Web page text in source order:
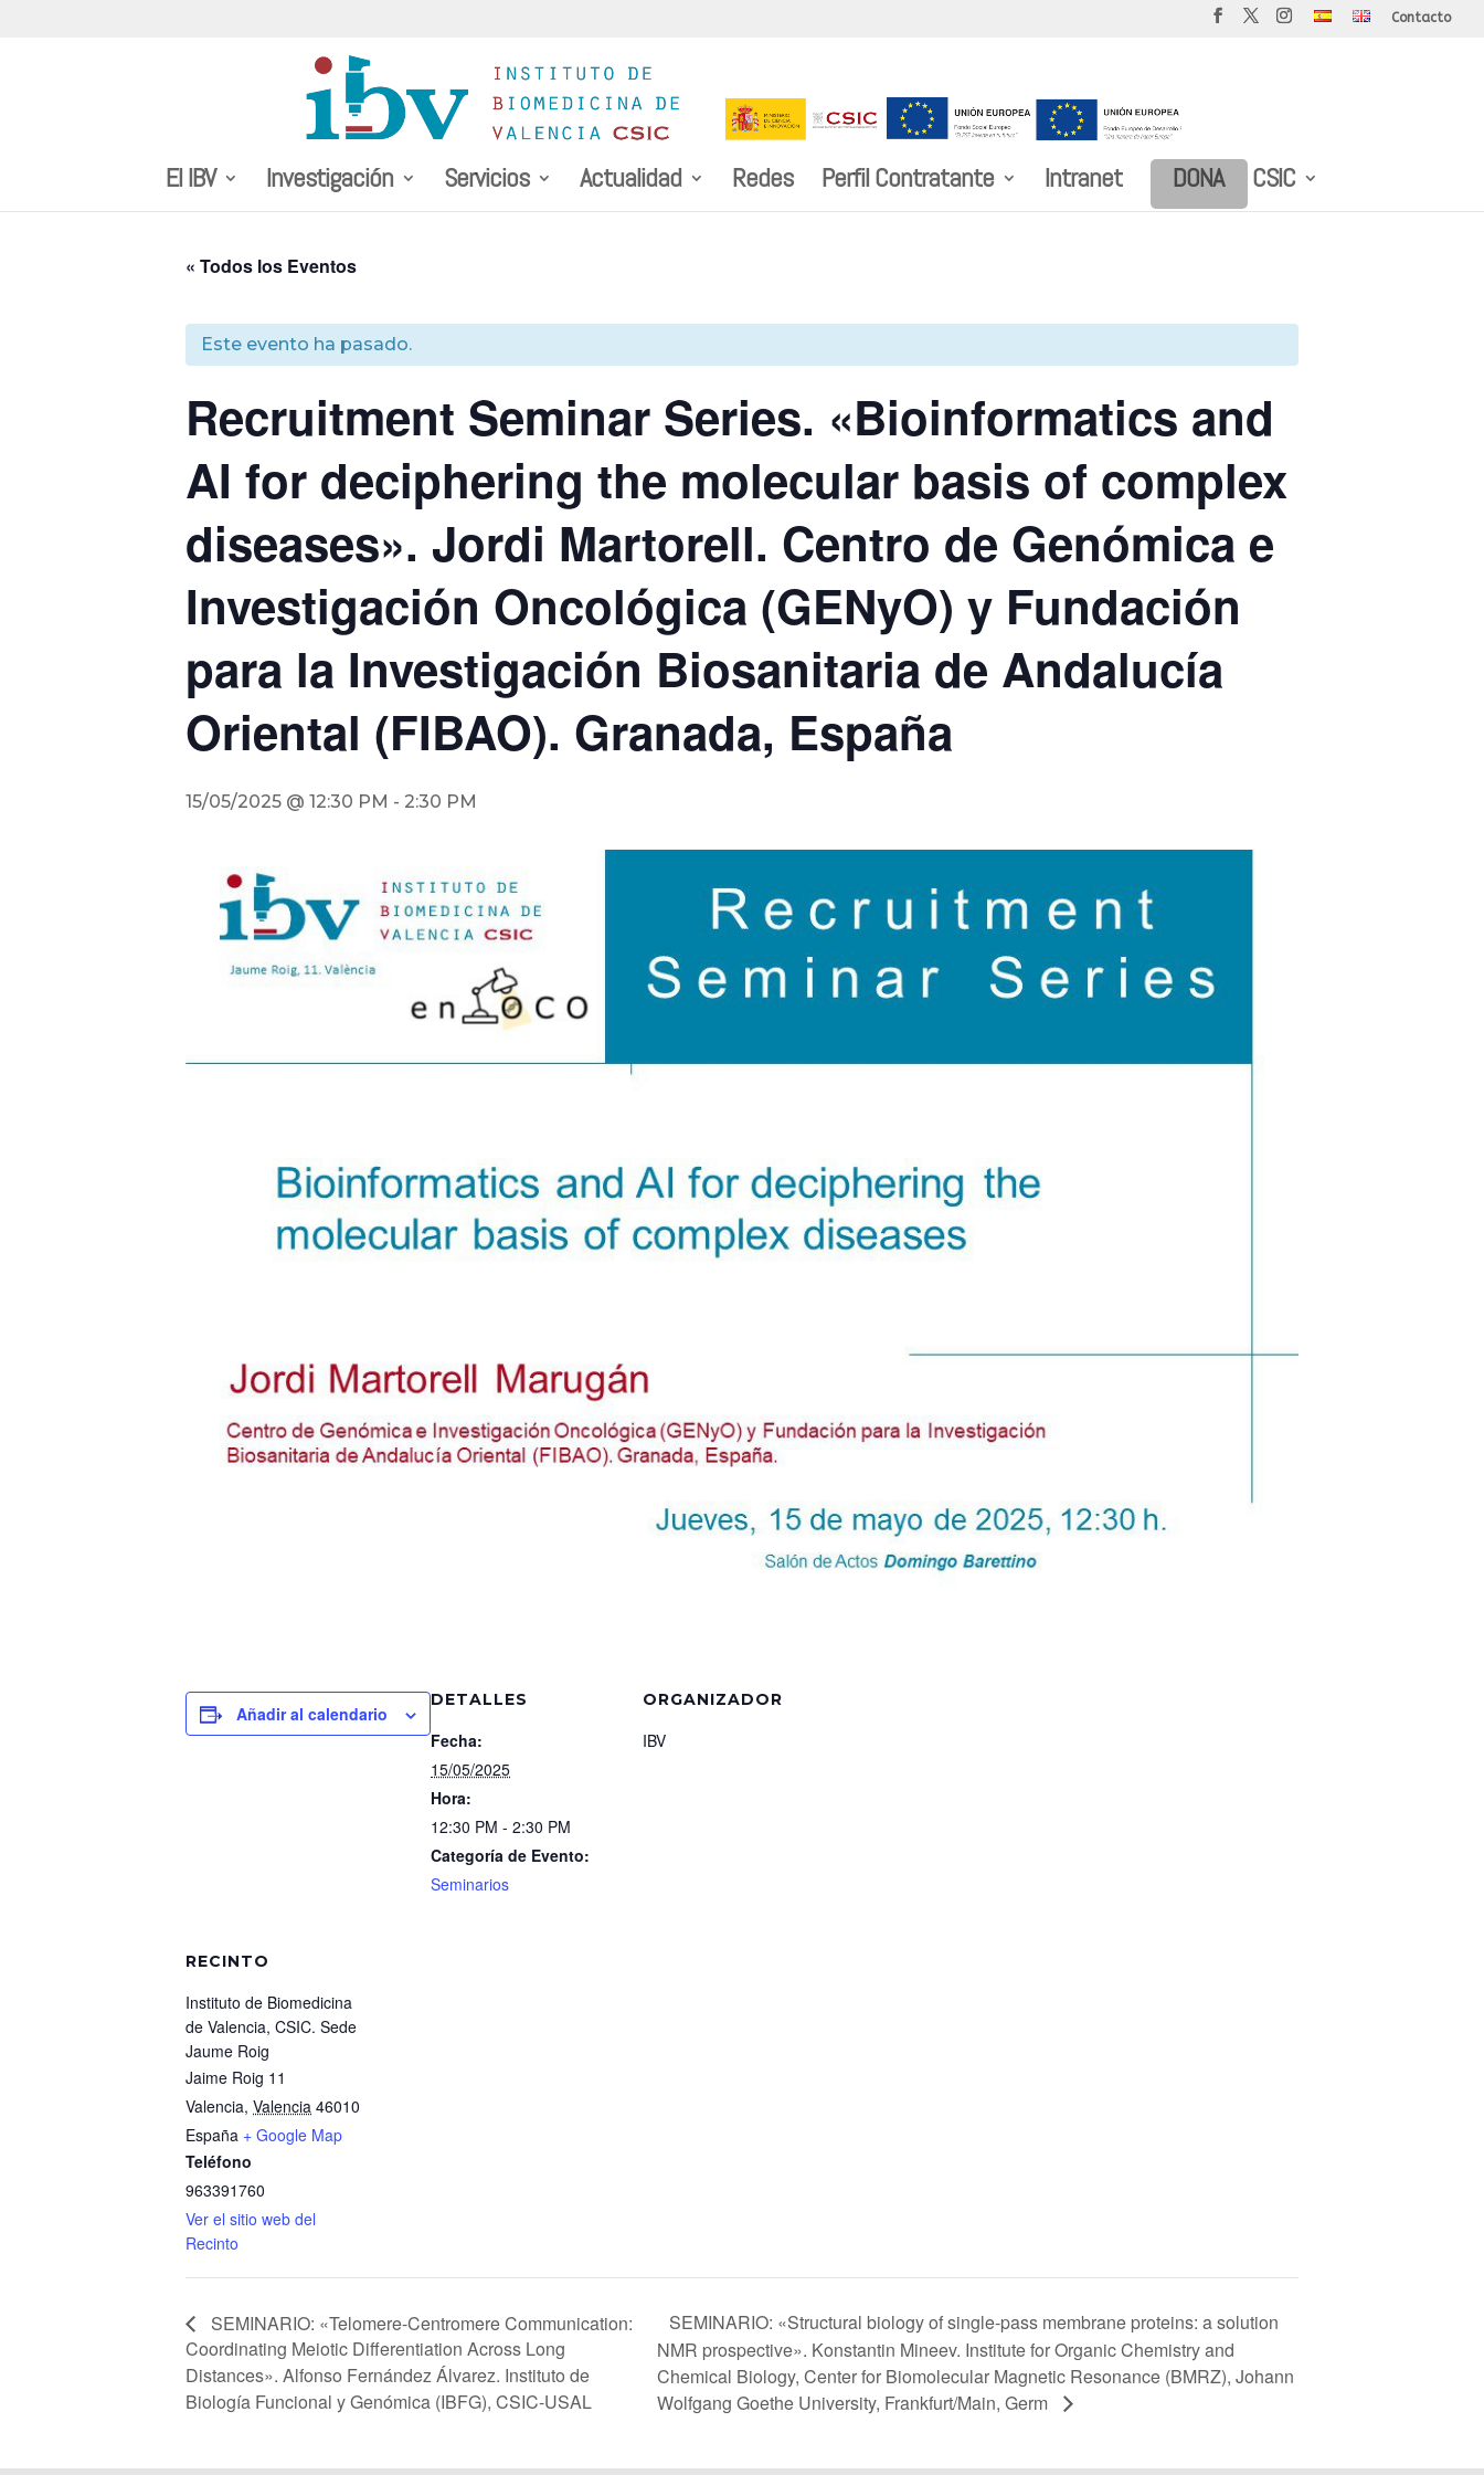
Contacto
El IBV Investigación Servicios Actualidad Redes Perfil Contratante Intranet DONA CSIC
« Todos los Eventos
Este evento ha pasado.
Recruitment Seminar Series. «Bioinformatics and
AI for deciphering the molecular basis of complex
diseases». Jordi Martorell. Centro de Genómica e
Investigación Oncológica (GENyO) y Fundación
para la Investigación Biosanitaria de Andalucía
Oriental (FIBAO). Granada, España
15/05/2025 @ 12:30 PM - 2:30 PM
Añadir al calendario
DETALLES
Fecha:
15/05/2025
Hora:
12:30 PM - 2:30 PM
Categoría de Evento:
Seminarios
ORGANIZADOR
IBV
RECINTO
Instituto de Biomedicina
de Valencia, CSIC. Sede
Jaume Roig
Jaime Roig 11
Valencia, Valencia 46010
España + Google Map
Teléfono
963391760
Ver el sitio web del
Recinto
SEMINARIO: «Telomere-Centromere Communication:
Coordinating Meiotic Differentiation Across Long
Distances». Alfonso Fernández Álvarez. Instituto de
Biología Funcional y Genómica (IBFG), CSIC-USAL
SEMINARIO: «Structural biology of single-pass membrane proteins: a solution
NMR prospective». Konstantin Mineev. Institute for Organic Chemistry and
Chemical Biology, Center for Biomolecular Magnetic Resonance (BMRZ), Johann
Wolfgang Goethe University, Frankfurt/Main, Germ